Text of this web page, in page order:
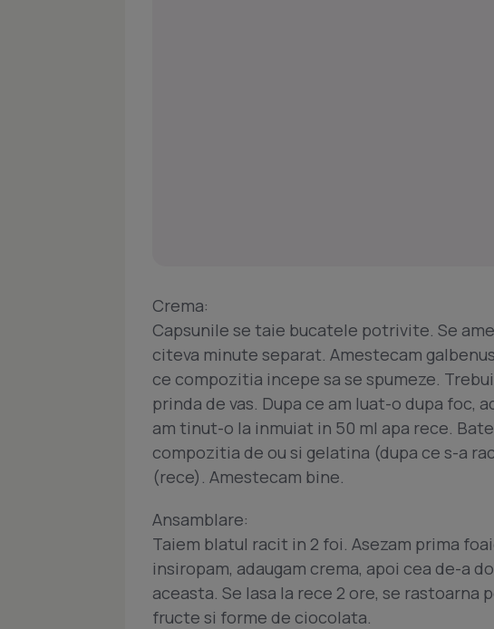
Crema:
Capsunile se taie bucatele potrivite. Se
citeva minute separat. Amestecam
ce compozitia incepe sa se spumeze.
prinda de vas. Dupa ce am luat-o dupa foc,
am tinut-o la inmuiat in 50 ml apa rece.
compozitia de ou si gelatina (dupa ce s-a
(rece). Amestecam bine.
Ansamblare:
Taiem blatul racit in 2 foi. Asezam prima
insiropam, adaugam crema, apoi cea de-a
aceasta. Se lasa la rece 2 ore, se rastoarna
fructe si forme de ciocolata.